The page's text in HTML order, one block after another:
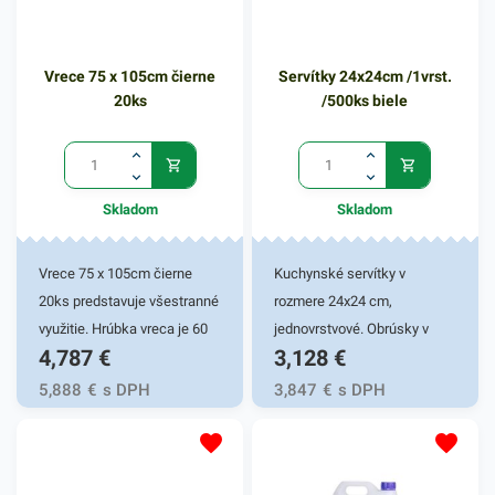
prášok jemným trením
Čistiaci prostriedok má
hmotnosť 400g. V našej
širokej ponuke nájdete
Vrece 75 x 105cm čierne
20ks
Skladom
Vrece 75 x 105cm čierne
20ks predstavuje všestranné
využitie. Hrúbka vreca je 60
mikrónov. Tieto univerzálne
vrecia sú vysoko flexibilné a
odolné. Vďaka elastickému
materiálu ľahko prispôsobia
4,787 €
5,888 € s DPH
Servítky 24x24cm /1vrst.
/500ks biele
Skladom
Kuchynské servítky v
rozmere 24x24 cm,
jednovrstvové. Obrúsky v
bielej farbe v praktickom
balení 500ks. Používajú sa v
reštauráciách, vo výdajniach
3,128 €
3,847 € s DPH